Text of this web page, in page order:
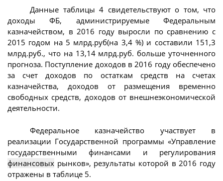
Данные таблицы 4 свидетельствуют о том, что
доходы ФБ, администрируемые Федеральным
казначейством, в 2016 году выросли по сравнению с
2015 годом на 5 млрд.руб(на 3,4 %) и составили 151,3
млрд.руб., что на 13,14 млрд.руб. больше уточненного
прогноза. Поступление доходов в 2016 году обеспечено
за счет доходов по остаткам средств на счетах
казначейства, доходов от размещения временно
свободных средств, доходов от внешнеэкономической
деятельности.
Федеральное казначейство участвует в
реализации Государственной программы «Управление
государственными финансами и регулирования
финансовых рынков», результаты которой в 2016 году
отражены в таблице 5.